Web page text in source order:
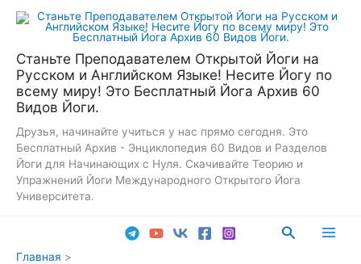
Перейти
Станьте Преподавателем Открытой Йоги на
Русском и Английском Языке! Несите Йогу по
всему миру! Это Бесплатный Йога Архив 60
Видов Йоги.
Друзья, начинайте учиться у нас прямо сегодня. Это
Бесплатный Архив - Энциклопедия 60 Видов и Разделов
Йоги для Начинающих с Нуля. Скачивайте Теорию и
Упражнений Йоги Международного Открытого Йога
Университета.
Поиск
Главная